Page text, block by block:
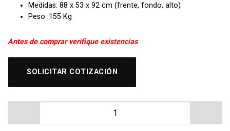
Medidas: 88 x 53 x 92 cm (frente, fondo, alto)
Peso: 155 Kg
Antes de comprar verifique existencias
SOLICITAR COTIZACIÓN
Amasadora Industrial Migsa HD-60A cantidad